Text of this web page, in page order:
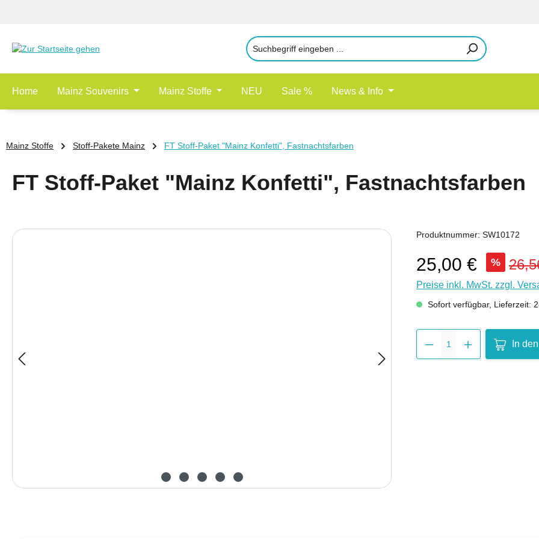
Home Mainz Souvenirs Mainz Stoffe NEU Sale % News & Info
Mainz Stoffe Stoff-Pakete Mainz FT Stoff-Paket "Mainz Konfetti", Fastnachtsfarben
FT Stoff-Paket "Mainz Konfetti", Fastnachtsfarben
Bildergalerie überspringen Produktnummer: SW10172
25,00 € %
Preise inkl. MwSt. zzgl.
Sofort verfügbar, Lieferzeit:
In